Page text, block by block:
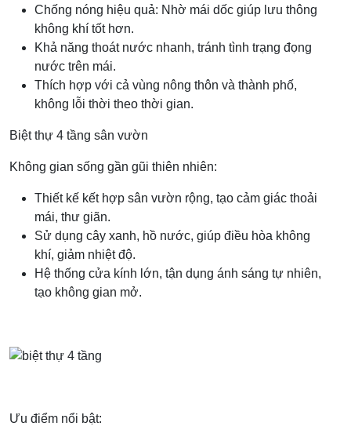
Chống nóng hiệu quả: Nhờ mái dốc giúp lưu thông
không khí tốt hơn.
Khả năng thoát nước nhanh, tránh tình trạng đọng
nước trên mái.
Thích hợp với cả vùng nông thôn và thành phố,
không lỗi thời theo thời gian.
Biệt thự 4 tầng sân vườn
Không gian sống gần gũi thiên nhiên:
Thiết kế kết hợp sân vườn rộng, tạo cảm giác thoải
mái, thư giãn.
Sử dụng cây xanh, hồ nước, giúp điều hòa không
khí, giảm nhiệt độ.
Hệ thống cửa kính lớn, tận dụng ánh sáng tự nhiên,
tạo không gian mở.
Ưu điểm nổi bật: